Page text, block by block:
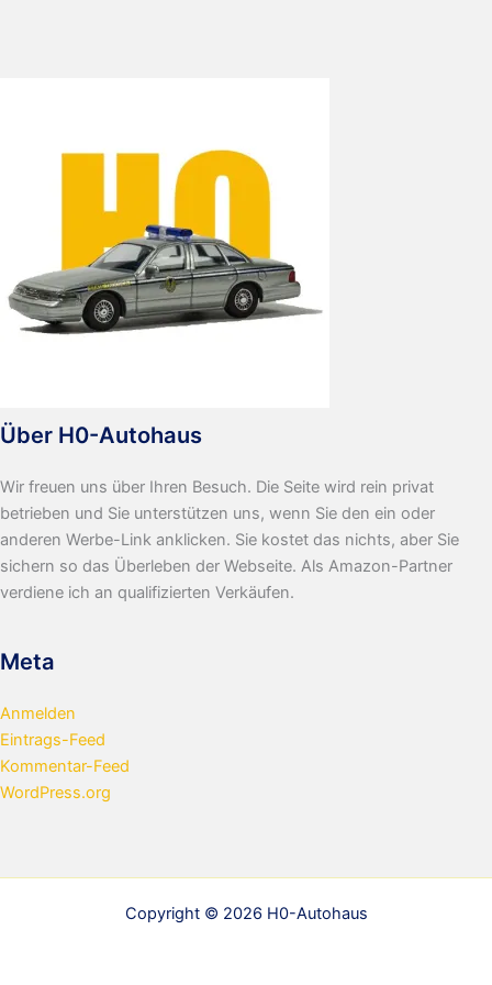
Über H0-Autohaus
Wir freuen uns über Ihren Besuch. Die Seite wird rein privat
betrieben und Sie unterstützen uns, wenn Sie den ein oder
anderen Werbe-Link anklicken. Sie kostet das nichts, aber Sie
sichern so das Überleben der Webseite. Als Amazon-Partner
verdiene ich an qualifizierten Verkäufen.
Meta
Anmelden
Eintrags-Feed
Kommentar-Feed
WordPress.org
Copyright © 2026 H0-Autohaus